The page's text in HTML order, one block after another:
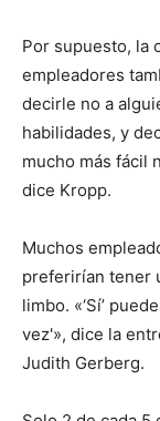
Por supuesto, la
empleadores
decirle no a
habilidades, y
mucho más fácil
dice Kropp.
Muchos
preferirían tener
limbo. «‘Sí’
vez'», dice la
Judith Gerberg.